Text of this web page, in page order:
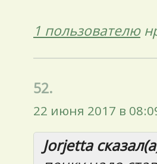
1 пользователю
52.
22 июня 2017 в
Jorjetta